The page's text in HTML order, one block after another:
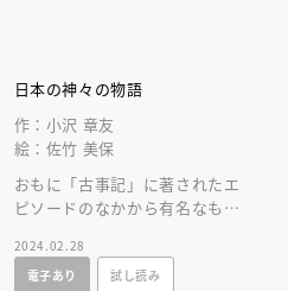
日本の神々の物語
作：小沢 章友
絵：佐竹 美保
おもに「古事記」に著されたエ
ピソードのなかから有名なもの
日本の神話。古代の人々の創造
力に驚く。
2024.02.28
電子あり
試し読み